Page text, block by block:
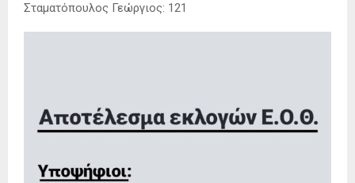
Σταματόπουλος Γεώργιος: 121